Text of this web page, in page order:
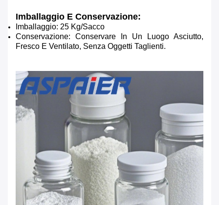
Imballaggio E Conservazione:
Imballaggio: 25 Kg/sacco
Conservazione: Conservare In Un Luogo Asciutto,
Fresco E Ventilato, Senza Oggetti Taglienti.